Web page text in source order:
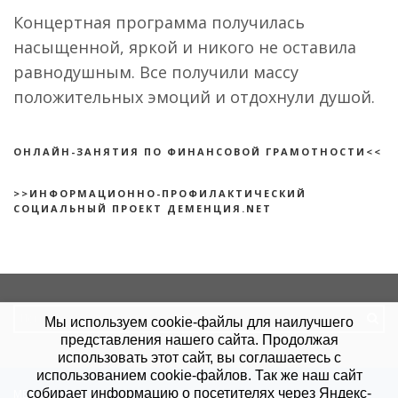
Концертная программа получилась
насыщенной, яркой и никого не оставила
равнодушным. Все получили массу
положительных эмоций и отдохнули душой.
ОНЛАЙН-ЗАНЯТИЯ ПО ФИНАНСОВОЙ ГРАМОТНОСТИ<<
>>ИНФОРМАЦИОННО-ПРОФИЛАКТИЧЕСКИЙ
СОЦИАЛЬНЫЙ ПРОЕКТ ДЕМЕНЦИЯ.NET
Search
for:
МБУ "КЦСОН". Политика конфиденциальности.Согласие на
Мы используем cookie-файлы для наилучшего
представления нашего сайта. Продолжая
использовать этот сайт, вы соглашаетесь с
использованием cookie-файлов. Так же наш сайт
собирает информацию о посетителях через Яндекс-